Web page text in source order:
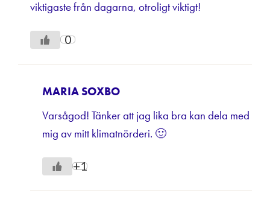
viktigaste från dagarna, otroligt viktigt!
0
MARIA SOXBO
Varsågod! Tänker att jag lika bra kan dela med
mig av mitt klimatnörderi. 🙂
+1